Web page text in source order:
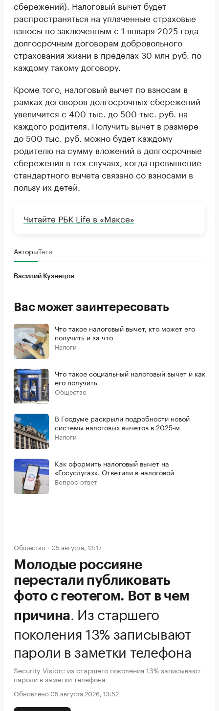
сбережений). Налоговый вычет будет
распространяться на уплаченные страховые
взносы по заключенным с 1 января 2025 года
долгосрочным договорам добровольного
страхования жизни в пределах 30 млн руб. по
каждому такому договору.
Кроме того, налоговый вычет по взносам в
рамках договоров долгосрочных сбережений
увеличится с 400 тыс. до 500 тыс. руб. на
каждого родителя. Получить вычет в размере
до 500 тыс. руб. можно будет каждому
родителю на сумму вложений в долгосрочные
сбережения в тех случаях, когда превышение
стандартного вычета связано со взносами в
пользу их детей.
Читайте РБК Life в «Максе»
АвторыТеги
Василий Кузнецов
Вас может заинтересовать
Что такое налоговый вычет, кто может его
получить и за что
Налоги
Что такое социальный налоговый вычет и как
его получить
Общество
В Госдуме раскрыли подробности новой
системы налоговых вычетов в 2025-м
Налоги
Как оформить налоговый вычет на
«Госуслугах». Ответили в налоговой
Вопрос-ответ
Общество 05 августа, 13:17
Молодые россияне
перестали публиковать
фото с геотегом. Вот в чем
причина. Из старшего
поколения 13% записывают
пароли в заметки телефона
Security Vision: из старшего поколения 13% записывают
пароли в заметки телефона
Обновлено 05 августа 2026, 13:52